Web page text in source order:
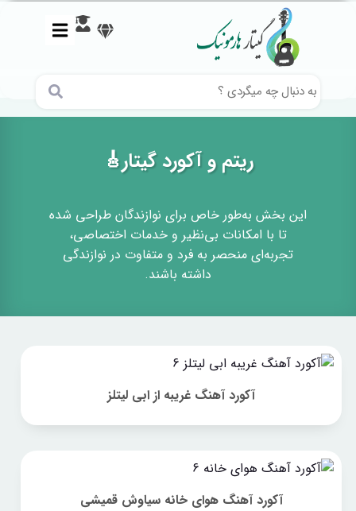
ریتم و آکورد گیتار🎸
این بخش به‌طور خاص برای نوازندگان طراحی شده
تا با امکانات بی‌نظیر و خدمات اختصاصی،
تجربه‌ای منحصر به فرد و متفاوت در نوازندگی
داشته باشند.
آکورد آهنگ غریبه از ابی لیتلز
آکورد آهنگ هوای خانه سیاوش قمیشی